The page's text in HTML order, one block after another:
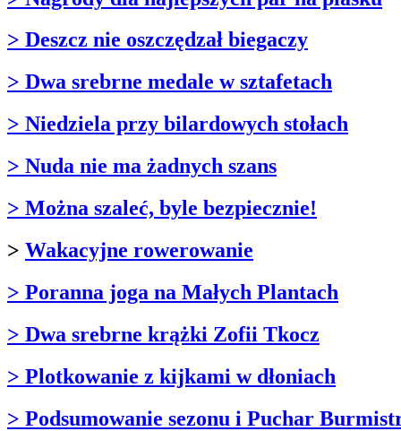
> Deszcz nie oszczędzał biegaczy
> Dwa srebrne medale w sztafetach
> Niedziela przy bilardowych stołach
> Nuda nie ma żadnych szans
> Można szaleć, byle bezpiecznie!
> Wakacyjne rowerowanie
> Poranna joga na Małych Plantach
> Dwa srebrne krążki Zofii Tkocz
> Plotkowanie z kijkami w dłoniach
> Podsumowanie sezonu i Puchar